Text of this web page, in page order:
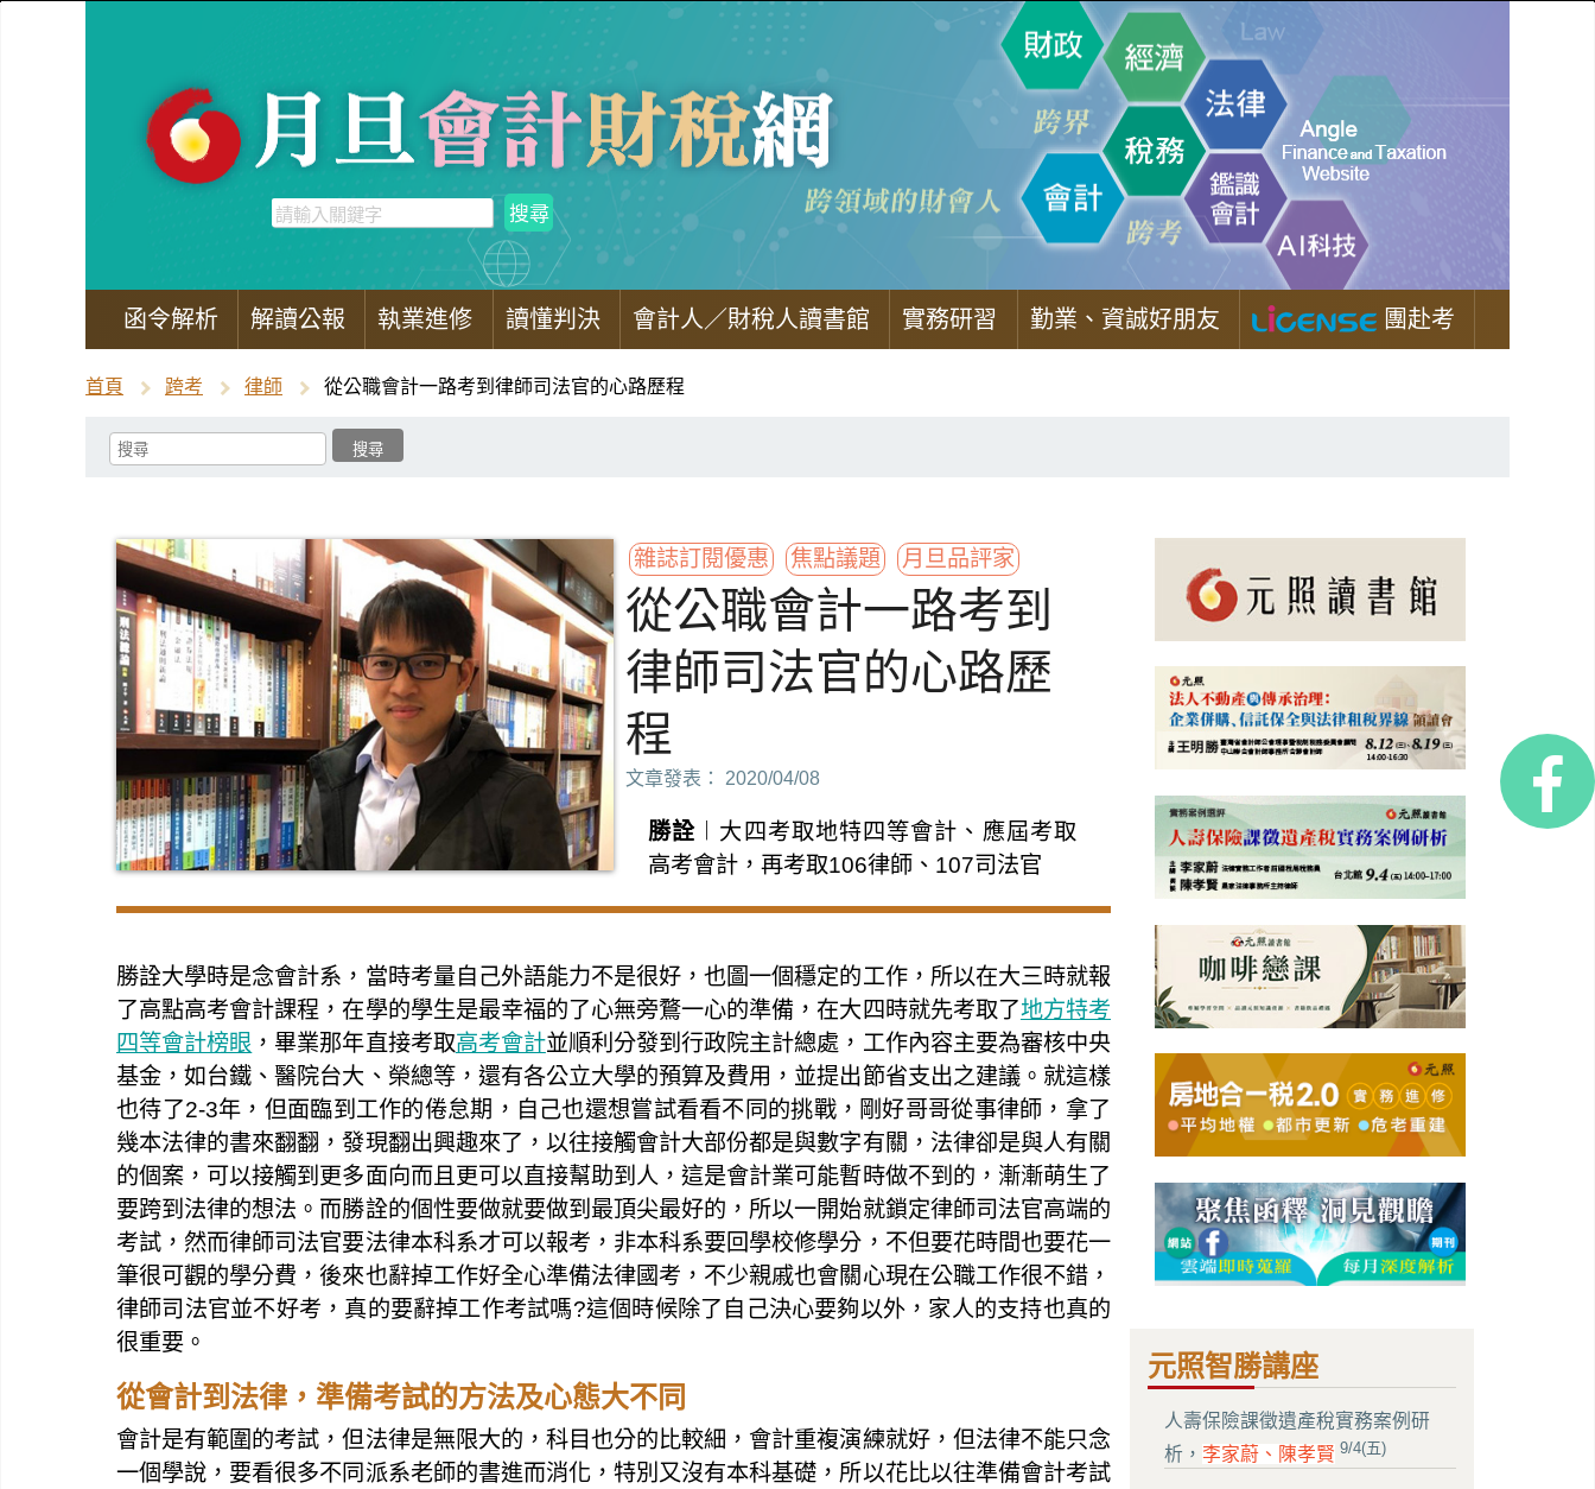
函令解析 解讀公報 執業進修 讀懂判決 會計人／財稅人讀書館 實務研習 勤業、資誠好朋友 團赴考
首頁 跨考 律師 從公職會計一路考到律師司法官的心路歷程
雜誌訂閱優惠 焦點議題 月旦品評家
從公職會計一路考到
律師司法官的心路歷
程
文章發表： 2020/04/08
勝詮 ︱大四考取地特四等會計、應屆考取
高考會計，再考取106律師、107司法官
勝詮大學時是念會計系，當時考量自己外語能力不是很好，也圖一個穩定的工作，所以在大三時就報
了高點高考會計課程，在學的學生是最幸福的了心無旁鶩一心的準備，在大四時就先考取了地方特考
四等會計榜眼 ，畢業那年直接考取高考會計並順利分發到行政院主計總處，工作內容主要為審核中央
基金，如台鐵、醫院台大、榮總等，還有各公立大學的預算及費用，並提出節省支出之建議。就這樣
也待了2-3年，但面臨到工作的倦怠期，自己也還想嘗試看看不同的挑戰，剛好哥哥從事律師，拿了
幾本法律的書來翻翻，發現翻出興趣來了，以往接觸會計大部份都是與數字有關，法律卻是與人有關
的個案，可以接觸到更多面向而且更可以直接幫助到人，這是會計業可能暫時做不到的，漸漸萌生了
要跨到法律的想法。而勝詮的個性要做就要做到最頂尖最好的，所以一開始就鎖定律師司法官高端的
考試，然而律師司法官要法律本科系才可以報考，非本科系要回學校修學分，不但要花時間也要花一
筆很可觀的學分費，後來也辭掉工作好全心準備法律國考，不少親戚也會關心現在公職工作很不錯，
律師司法官並不好考，真的要辭掉工作考試嗎?這個時候除了自己決心要夠以外，家人的支持也真的
很重要。
從會計到法律，準備考試的方法及心態大不同
會計是有範圍的考試，但法律是無限大的，科目也分的比較細，會計重複演練就好，但法律不能只念
一個學說，要看很多不同派系老師的書進而消化，特別又沒有本科基礎，所以花比以往準備會計考試
元照智勝講座
人壽保險課徵遺產稅實務案例研
析，李家蔚、陳孝賢 9/4(五)